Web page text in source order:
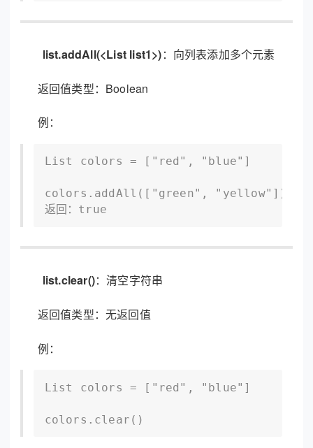
© 2013-2023 scrm.com All Rights Reserved
list.addAll(<List list1>)：向列表添加多个元素
返回值类型：Boolean
例：
List colors = ["red", "blue"]
colors.addAll(["green", "yellow"]) //
返回：true
list.clear()：清空字符串
返回值类型：无返回值
例：
List colors = ["red", "blue"]
colors.clear()